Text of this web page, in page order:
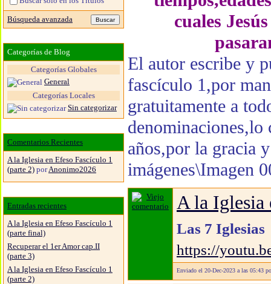
cuales
El autor escribe y
fascículo 1,por
gratuitamente a
denominaciones,lo
años,por la gracia
imágenes\Imagen
A la Iglesia
Las 7 Iglesias
https://
Enviado el 20-Dec-2023 a las 05:43
Búsqueda avanzada
Categorías de Blog
Categorías Globales
General
Categorías Locales
Sin categorizar
Comentarios Recientes
A la Iglesia en Efeso Fascículo 1
(parte 2) porAnonimo2026
Entradas recientes
A la Iglesia en Efeso Fascículo 1
(parte final)
Recuperar el 1er Amor cap.II
(parte 3)
A la Iglesia en Efeso Fascículo 1
(parte 2)